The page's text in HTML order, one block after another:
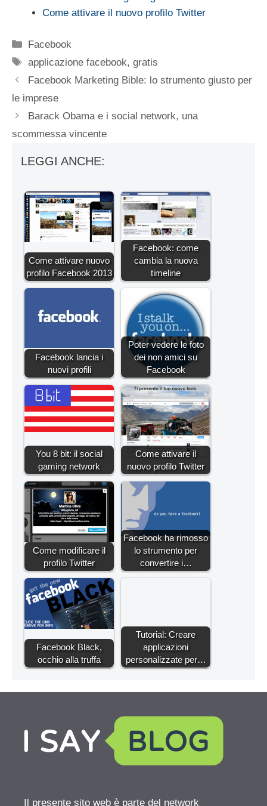
Come attivare il nuovo profilo Twitter
Categorie
Facebook
Tag
applicazione facebook,gratis
Facebook Marketing Bible: lo strumento giusto per
le imprese
Barack Obama e i social network, una
scommessa vincente
LEGGI ANCHE:
Come attivare nuovo
profilo Facebook 2013
Facebook: come
cambia la nuova
timeline
Facebook lancia i
nuovi profili
Poter vedere le foto
dei non amici su
Facebook
You 8 bit: il social
gaming network
Come attivare il
nuovo profilo Twitter
Come modificare il
profilo Twitter
Facebook ha rimosso
lo strumento per
convertire i…
Facebook Black,
occhio alla truffa
Tutorial: Creare
applicazioni
personalizzate per…
Il presente sito web è parte del network